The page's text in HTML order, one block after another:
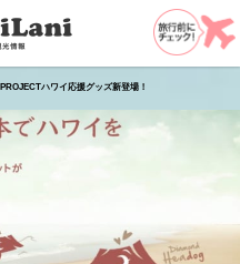
ハワイ応援グッズ新登場！